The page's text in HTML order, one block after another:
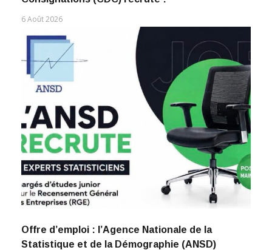
6 Août 2026
Offre d’emploi : l’Agence Nationale de la
Statistique et de la Démographie (ANSD)